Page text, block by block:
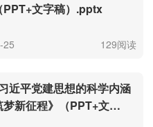
文字稿）.pptx
25 129阅读
梦新征程》（PPT+文